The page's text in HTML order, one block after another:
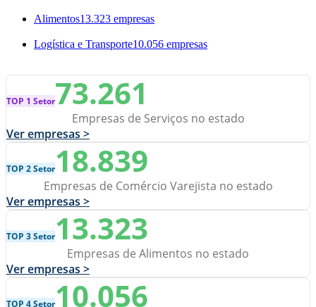
Alimentos13.323 empresas
Logística e Transporte10.056 empresas
TOP 1 Setor73.261
Empresas de Serviços no estado
Ver empresas >
TOP 2 Setor18.839
Empresas de Comércio Varejista no estado
Ver empresas >
TOP 3 Setor13.323
Empresas de Alimentos no estado
Ver empresas >
TOP 4 Setor10.056